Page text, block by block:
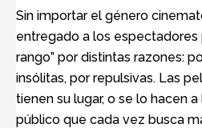
Hoy
Sin importar el género
entregado a los espectadores
rango” por distintas razones:
insólitas, por repulsivas. Las
tienen su lugar, o se lo hacen
público que cada vez busca